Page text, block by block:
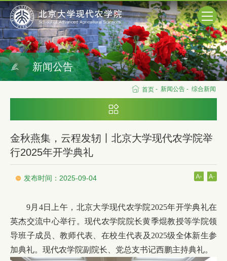
首页 - 新闻公告 - 综合新闻
新闻公告
金秋燕集，云程发轫丨北京大学现代农学院举
行2025年开学典礼
发布时间：2025-09-04
9月4日上午，北京大学现代农学院2025年开学典礼在
英杰交流中心举行。现代农学院院长黄季焜教授等学院领
导班子成员、教师代表、在校生代表及2025级全体新生参
加典礼。现代农学院副院长、党总支书记西鹏主持典礼。